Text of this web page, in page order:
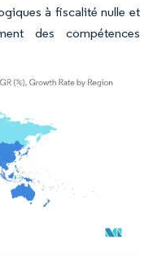
à fiscalité nulle et
des compétences